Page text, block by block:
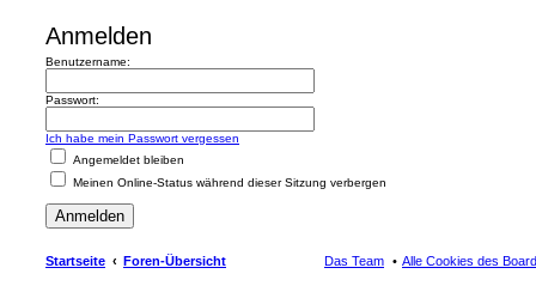
Anmelden
Benutzername:
Passwort:
Ich habe mein Passwort vergessen
Angemeldet bleiben
Meinen Online-Status während dieser Sitzung verbergen
Startseite Foren-Übersicht Alle Cookies des
Das Team